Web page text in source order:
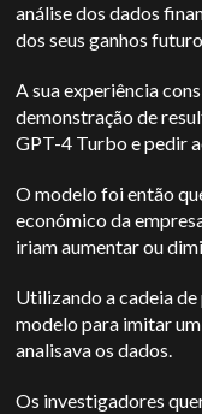
análise dos dados
dos seus ganhos
A sua experiência
demonstração de
GPT-4 Turbo e pedir
O modelo foi então
económico da
iriam aumentar ou
Utilizando a cadeia
modelo para imitar
analisava os dados.
Os investigadores